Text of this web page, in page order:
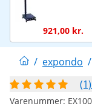
921,00 kr.
/ expondo /
Varenummer: